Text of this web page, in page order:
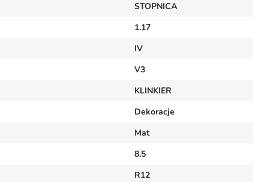
STOPNICA
1.17
IV
V3
KLINKIER
Dekoracje
Mat
8.5
R12